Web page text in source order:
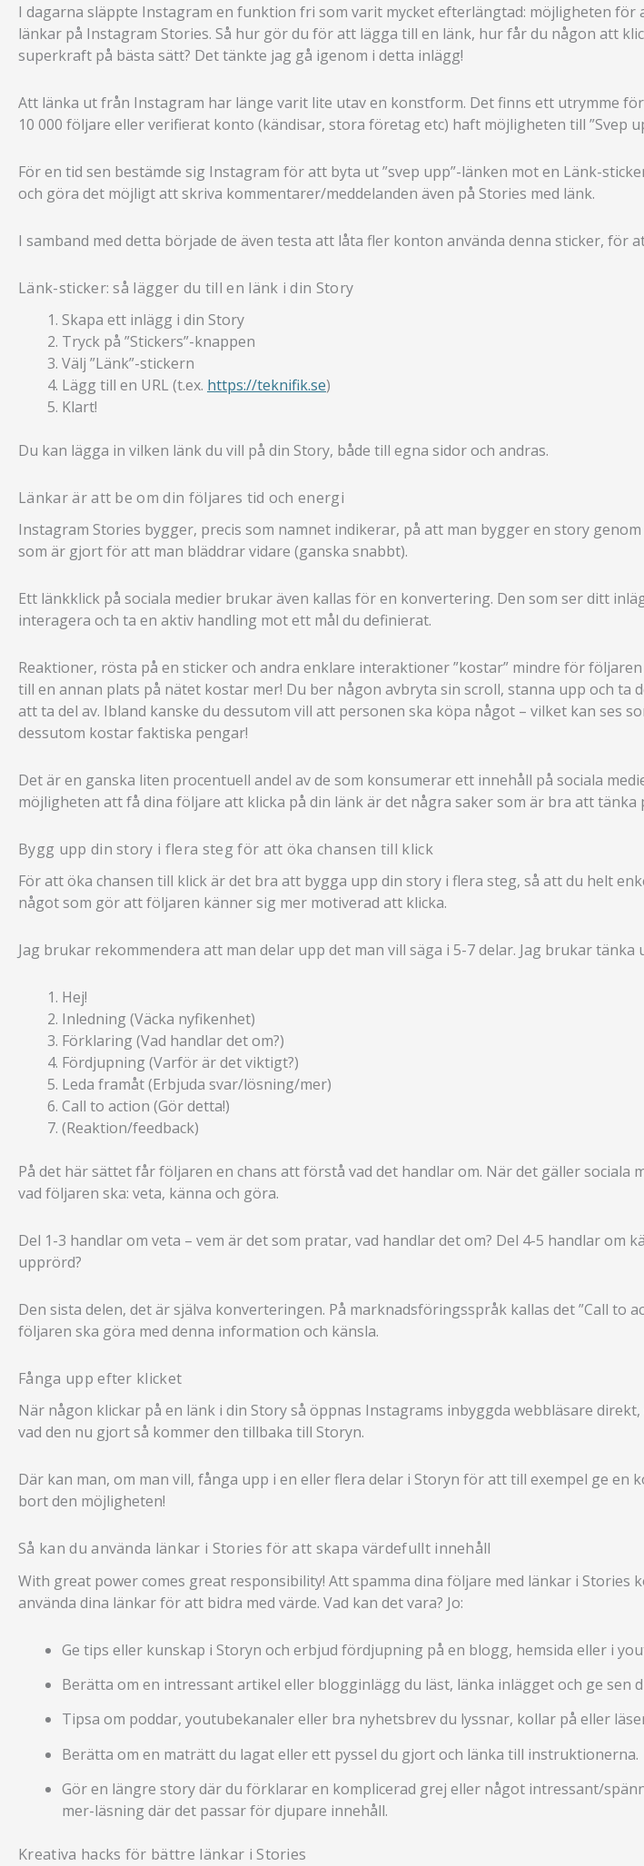
I dagarna släppte Instagram en funktion fri som varit mycket efterlängtad: möjligheten
länkar på Instagram Stories. Så hur gör du för att lägga till en länk, hur får du någon att
superkraft på bästa sätt? Det tänkte jag gå igenom i detta inlägg!
Att länka ut från Instagram har länge varit lite utav en konstform. Det finns ett utrymme
10 000 följare eller verifierat konto (kändisar, stora företag etc) haft möjligheten till ”Svep
För en tid sen bestämde sig Instagram för att byta ut ”svep upp”-länken mot en Länk-
och göra det möjligt att skriva kommentarer/meddelanden även på Stories med länk.
I samband med detta började de även testa att låta fler konton använda denna sticker, för
Länk-sticker: så lägger du till en länk i din Story
Skapa ett inlägg i din Story
Tryck på ”Stickers”-knappen
Välj ”Länk”-stickern
Lägg till en URL (t.ex. https://teknifik.se)
Klart!
Du kan lägga in vilken länk du vill på din Story, både till egna sidor och andras.
Länkar är att be om din följares tid och energi
Instagram Stories bygger, precis som namnet indikerar, på att man bygger en story
som är gjort för att man bläddrar vidare (ganska snabbt).
Ett länkklick på sociala medier brukar även kallas för en konvertering. Den som ser ditt
interagera och ta en aktiv handling mot ett mål du definierat.
Reaktioner, rösta på en sticker och andra enklare interaktioner ”kostar” mindre för
till en annan plats på nätet kostar mer! Du ber någon avbryta sin scroll, stanna upp och ta
att ta del av. Ibland kanske du dessutom vill att personen ska köpa något – vilket kan ses
dessutom kostar faktiska pengar!
Det är en ganska liten procentuell andel av de som konsumerar ett innehåll på sociala
möjligheten att få dina följare att klicka på din länk är det några saker som är bra att tänka
Bygg upp din story i flera steg för att öka chansen till klick
För att öka chansen till klick är det bra att bygga upp din story i flera steg, så att du helt
något som gör att följaren känner sig mer motiverad att klicka.
Jag brukar rekommendera att man delar upp det man vill säga i 5-7 delar. Jag brukar tänka
Hej!
Inledning (Väcka nyfikenhet)
Förklaring (Vad handlar det om?)
Fördjupning (Varför är det viktigt?)
Leda framåt (Erbjuda svar/lösning/mer)
Call to action (Gör detta!)
(Reaktion/feedback)
På det här sättet får följaren en chans att förstå vad det handlar om. När det gäller
vad följaren ska: veta, känna och göra.
Del 1-3 handlar om veta – vem är det som pratar, vad handlar det om? Del 4-5 handlar om
upprörd?
Den sista delen, det är själva konverteringen. På marknadsföringsspråk kallas det ”Call to
följaren ska göra med denna information och känsla.
Fånga upp efter klicket
När någon klickar på en länk i din Story så öppnas Instagrams inbyggda webbläsare
vad den nu gjort så kommer den tillbaka till Storyn.
Där kan man, om man vill, fånga upp i en eller flera delar i Storyn för att till exempel ge en
bort den möjligheten!
Så kan du använda länkar i Stories för att skapa värdefullt innehåll
With great power comes great responsibility! Att spamma dina följare med länkar i
använda dina länkar för att bidra med värde. Vad kan det vara? Jo:
Ge tips eller kunskap i Storyn och erbjud fördjupning på en blogg, hemsida eller i
Berätta om en intressant artikel eller blogginlägg du läst, länka inlägget och ge sen
Tipsa om poddar, youtubekanaler eller bra nyhetsbrev du lyssnar, kollar på eller
Berätta om en maträtt du lagat eller ett pyssel du gjort och länka till instruktionerna.
Gör en längre story där du förklarar en komplicerad grej eller något intressant/
mer-läsning där det passar för djupare innehåll.
Kreativa hacks för bättre länkar i Stories